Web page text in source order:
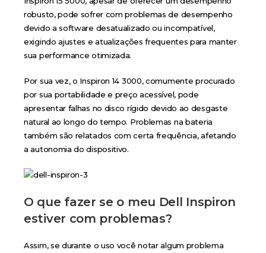
robusto, pode sofrer com problemas de desempenho
devido a software desatualizado ou incompatível,
exigindo ajustes e atualizações frequentes para manter
sua performance otimizada.
Por sua vez, o Inspiron 14 3000, comumente procurado
por sua portabilidade e preço acessível, pode
apresentar falhas no disco rígido devido ao desgaste
natural ao longo do tempo. Problemas na bateria
também são relatados com certa frequência, afetando
a autonomia do dispositivo.
O que fazer se o meu Dell Inspiron
estiver com problemas?
Assim, se durante o uso você notar algum problema